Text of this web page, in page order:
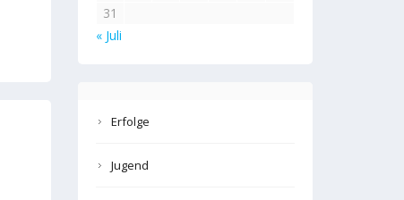
31
« Juli
Erfolge
Jugend